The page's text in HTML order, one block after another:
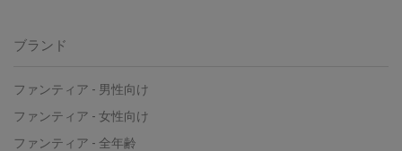
ブランド
ファンティア - 男性向け
ファンティア - 女性向け
ファンティア - 全年齢